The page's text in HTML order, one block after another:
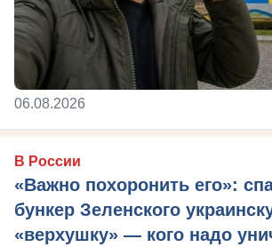
06.08.2026
В России
«Важно похоронить его»:
бункер Зеленского
«верхушку» — кого надо